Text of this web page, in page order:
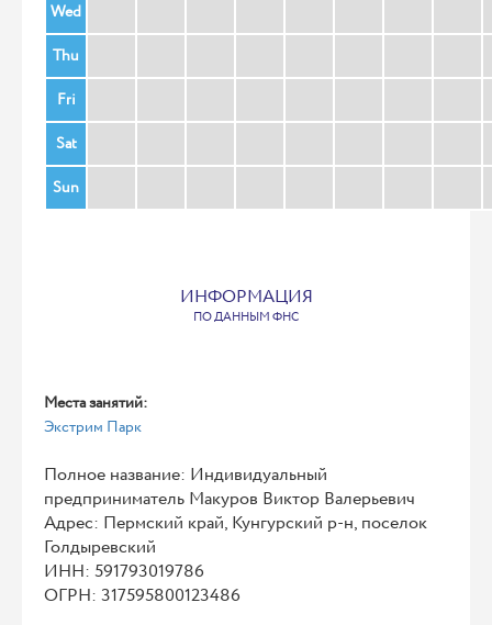
Wed
Thu
Fri
Sat
Sun
ИНФОРМАЦИЯ
ПО ДАННЫМ ФНС
Места занятий:
Экстрим Парк
Полное название: Индивидуальный
предприниматель Макуров Виктор Валерьевич
Адрес: Пермский край, Кунгурский р-н, поселок
Голдыревский
ИНН: 591793019786
ОГРН: 317595800123486